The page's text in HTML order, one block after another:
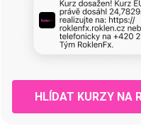
HLÍDAT KURZY NA